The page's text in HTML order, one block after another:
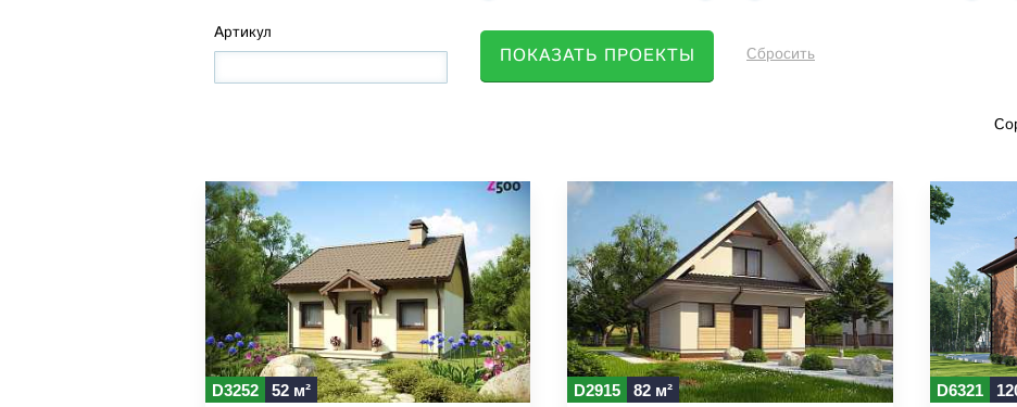
Артикул
ПОКАЗАТЬ ПРОЕКТЫ Сбросить
D3252 52 м² D2915 82 м² D6321